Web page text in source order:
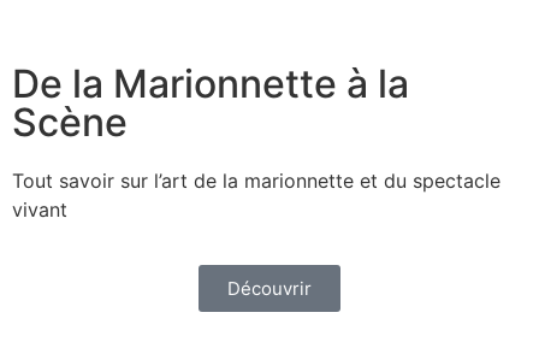
De la Marionnette à la
Scène
Tout savoir sur l’art de la marionnette et du spectacle
vivant
Découvrir